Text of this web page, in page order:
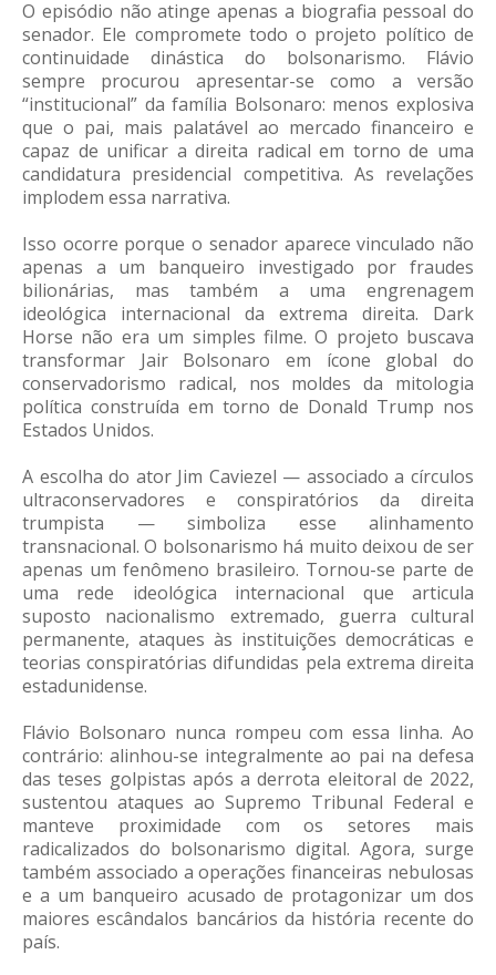
O episódio não atinge apenas a biografia pessoal do
senador. Ele compromete todo o projeto político de
continuidade dinástica do bolsonarismo. Flávio
sempre procurou apresentar-se como a versão
“institucional” da família Bolsonaro: menos explosiva
que o pai, mais palatável ao mercado financeiro e
capaz de unificar a direita radical em torno de uma
candidatura presidencial competitiva. As revelações
implodem essa narrativa.
Isso ocorre porque o senador aparece vinculado não
apenas a um banqueiro investigado por fraudes
bilionárias, mas também a uma engrenagem
ideológica internacional da extrema direita. Dark
Horse não era um simples filme. O projeto buscava
transformar Jair Bolsonaro em ícone global do
conservadorismo radical, nos moldes da mitologia
política construída em torno de Donald Trump nos
Estados Unidos.
A escolha do ator Jim Caviezel — associado a círculos
ultraconservadores e conspiratórios da direita
trumpista — simboliza esse alinhamento
transnacional. O bolsonarismo há muito deixou de ser
apenas um fenômeno brasileiro. Tornou-se parte de
uma rede ideológica internacional que articula
suposto nacionalismo extremado, guerra cultural
permanente, ataques às instituições democráticas e
teorias conspiratórias difundidas pela extrema direita
estadunidense.
Flávio Bolsonaro nunca rompeu com essa linha. Ao
contrário: alinhou-se integralmente ao pai na defesa
das teses golpistas após a derrota eleitoral de 2022,
sustentou ataques ao Supremo Tribunal Federal e
manteve proximidade com os setores mais
radicalizados do bolsonarismo digital. Agora, surge
também associado a operações financeiras nebulosas
e a um banqueiro acusado de protagonizar um dos
maiores escândalos bancários da história recente do
país.